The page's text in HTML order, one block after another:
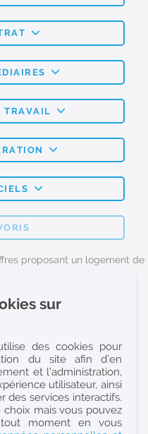
TRAVAIL
proposant un logement de
métier
F)
validée (H/F)
- Esthéticienne (H/F)
sur
des cookies pour
du site afin d’en
et l’administration,
utilisateur, ainsi
des services interactifs.
mais vous pouvez
moment en vous